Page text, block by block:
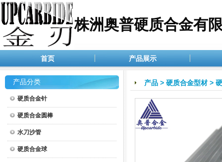
株洲奥普硬质合金有
首页 产品展示
产品分类
硬质合金针
硬质合金圆棒
水刀沙管
硬质合金球
产品 > 硬质合金型材>